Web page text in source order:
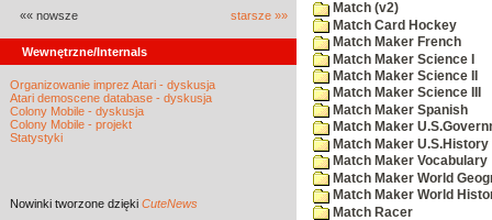
«« nowsze starsze »»
Wewnętrzne/Internals
Organizowanie imprez Atari - dyskusja
Atari demoscene database - dyskusja
Colony Mobile - dyskusja
Colony Mobile - projekt
Statystyki
Nowinki tworzone dzięki CuteNews
Match (v2)
Match Card Hockey
Match Maker French
Match Maker Science I
Match Maker Science II
Match Maker Science III
Match Maker Spanish
Match Maker
Match Maker U.S.History
Match Maker Vocabulary
Match Maker World
Match Maker World
Match Racer